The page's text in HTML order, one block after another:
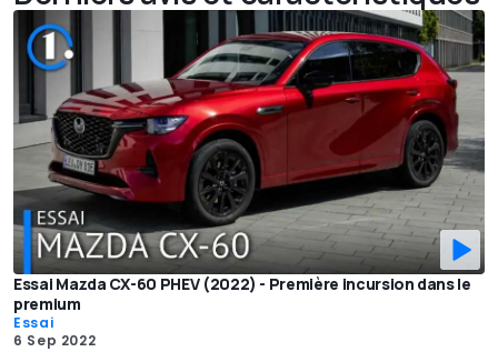
Essai Mazda CX-60 PHEV (2022) - Première incursion dans le
premium
Essai
6 Sep 2022